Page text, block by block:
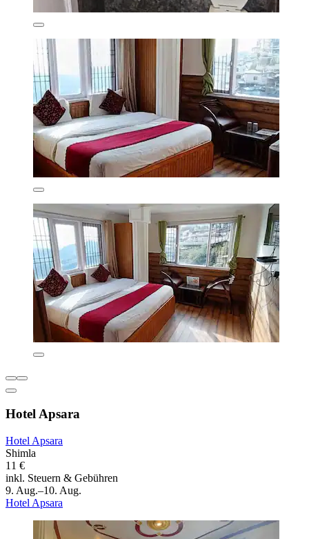
Hotel Apsara
Hotel Apsara
Shimla
11 €
inkl. Steuern & Gebühren
9. Aug.–10. Aug.
Hotel Apsara